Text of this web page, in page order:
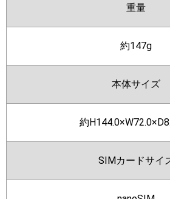
重量
約147g
本体サイズ
約
SIMカードサイ